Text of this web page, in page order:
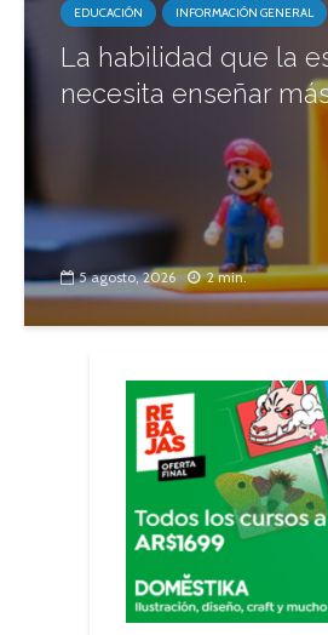
EDUCACIÓN INFORMACIÓN GENERAL
La habilidad que la
necesita enseñar
5 agosto, 2026 2 min.